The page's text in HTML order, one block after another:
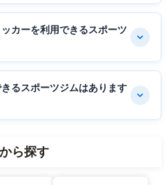
カーを利用できるスポーツ
るスポーツジムはあります
ら探す